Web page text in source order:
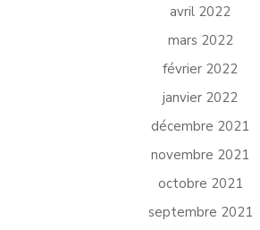
avril 2022
mars 2022
février 2022
janvier 2022
décembre 2021
novembre 2021
octobre 2021
septembre 2021